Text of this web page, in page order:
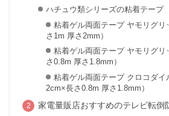
ハチュウ類シリーズの粘着テープ
粘着ゲル両面テープ ヤモリグ
さ1m 厚さ2mm）
粘着ゲル両面テープ ヤモリグ
さ0.8m 厚さ1.8mm）
粘着ゲル両面テープ クロコダ
2cm×長さ0.8m 厚さ1.8mm）
家電量販店おすすめのテレビ転倒